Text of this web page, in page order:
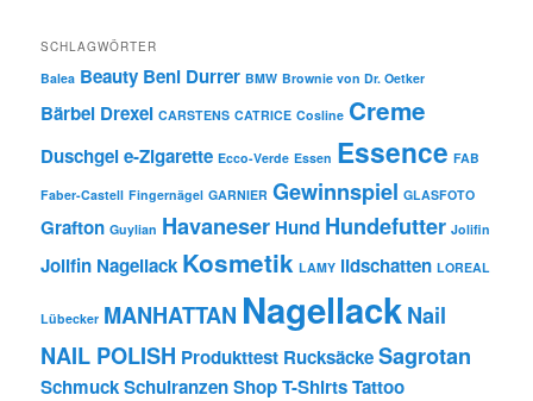
SCHLAGWÖRTER
Balea Beauty Beni Durrer BMW Brownie von Dr. Oetker
Bärbel Drexel CARSTENS CATRICE Cosline Creme
Duschgele-Zigarette Ecco-Verde Essen Essence FAB
Faber-Castell Fingernägel GARNIER Gewinnspiel GLASFOTO
Grafton Guylian Havaneser Hund Hundefutter Jolifin
Jolifin Nagellack Kosmetik LAMY lidschatten LOREAL
Lübecker MANHATTAN NagellackNail
NAIL POLISH Produkttest RucksäckeSagrotan
SchmuckSchulranzenShopT-ShirtsTattoo